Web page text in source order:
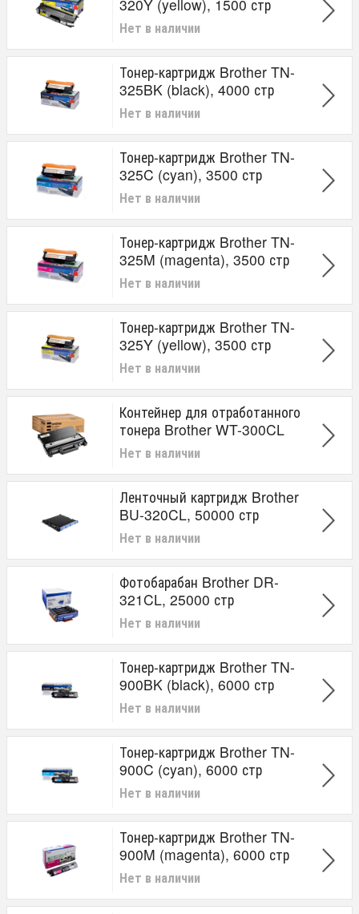
320Y (yellow), 1500 стр
Нет в наличии
Тонер-картридж Brother TN-
325BK (black), 4000 стр
Нет в наличии
Тонер-картридж Brother TN-
325C (cyan), 3500 стр
Нет в наличии
Тонер-картридж Brother TN-
325M (magenta), 3500 стр
Нет в наличии
Тонер-картридж Brother TN-
325Y (yellow), 3500 стр
Нет в наличии
Контейнер для отработанного
тонера Brother WT-300CL
Нет в наличии
Ленточный картридж Brother
BU-320CL, 50000 стр
Нет в наличии
Фотобарабан Brother DR-
321CL, 25000 стр
Нет в наличии
Тонер-картридж Brother TN-
900BK (black), 6000 стр
Нет в наличии
Тонер-картридж Brother TN-
900C (cyan), 6000 стр
Нет в наличии
Тонер-картридж Brother TN-
900M (magenta), 6000 стр
Нет в наличии